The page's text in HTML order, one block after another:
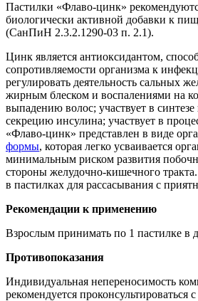
Пастилки «Флаво-цинк»
биологически активной добавки к
(СанПиН 2.3.2.1290-03 п. 2.1).
Цинк является антиоксидантом,
сопротивляемости организма к
регулировать деятельность сальных
жирным блеском и воспалениями на
выпадению волос; участвует в синтезе
секрецию инсулина; участвует в
«Флаво-цинк» представлен в виде
формы, которая легко усваивается
минимальным риском развития
стороны желудочно-кишечного
в пастилках для рассасывания с
Рекомендации к применению
Взрослым принимать по 1 пастилке в
Противопоказания
Индивидуальная непереносимость
рекомендуется проконсультироваться